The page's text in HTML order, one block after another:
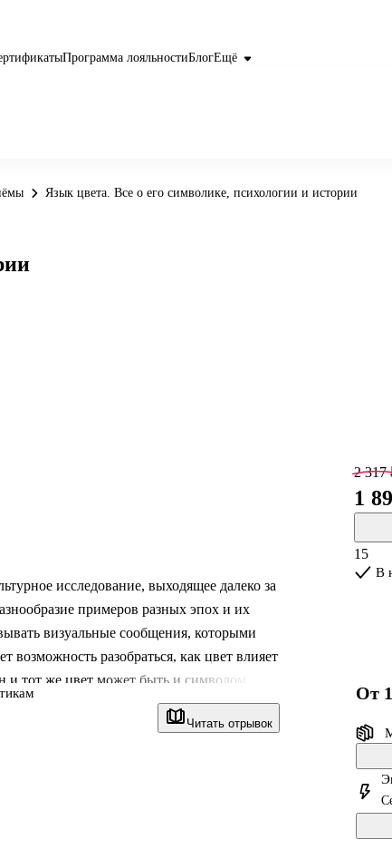
Программа лояльностиБлогЕщё
Язык цвета. Все о его символике, психологии и истории
Читать отрывок
исследование, выходящее далеко за
примеров разных эпох и их
визуальные сообщения, которыми
возможность разобраться, как цвет влияет
и тот же цвет может быть и символом
— символом радушия, страсти и
соседствуют рядом? И так ли уж они
2 317
1
15
В
от